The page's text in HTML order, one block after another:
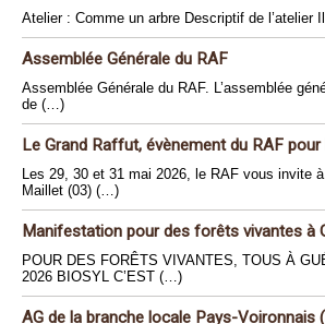
Atelier : Comme un arbre Descriptif de l’atelier
Assemblée Générale du RAF
Assemblée Générale du RAF. L’assemblée
de (…)
Le Grand Raffut, évènement du RAF pour
Les 29, 30 et 31 mai 2026, le RAF vous invite
Maillet (03) (…)
Manifestation pour des forêts vivantes à
POUR DES FORÊTS VIVANTES, TOUS À
2026 BIOSYL C’EST (…)
AG de la branche locale Pays-Voironnais